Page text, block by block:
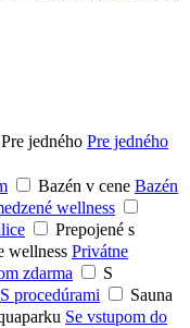
Pre jedného Pre jedného
Bazén v cene Bazén
wellness
Prepojené s
wellness Privátne
zdarma
S
S procedúrami
Sauna
Se vstupom do